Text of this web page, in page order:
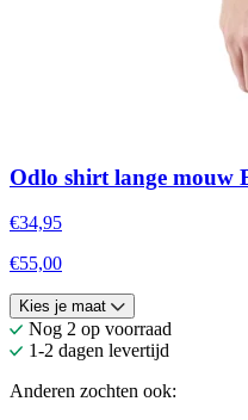
Odlo shirt lange mouw
€34,95
€55,00
Kies je maat
Nog 2 op voorraad
1-2 dagen levertijd
Anderen zochten ook: